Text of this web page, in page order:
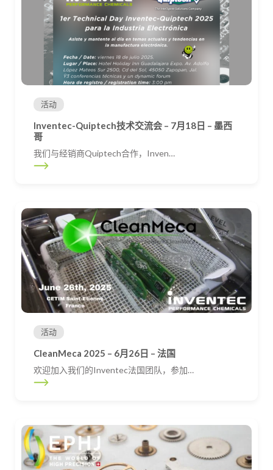
活动
Inventec-Quiptech技术交流会 – 7月18日 – 墨西
哥
我们与经销商Quiptech合作，Inven…
活动
CleanMeca 2025 – 6月26日 – 法国
欢迎加入我们的Inventec法国团队，参加…